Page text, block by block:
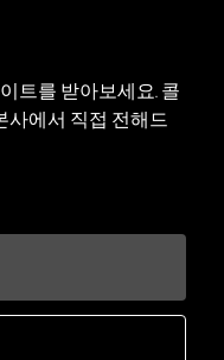
트를 받아보세요. 콜
사에서 직접 전해드